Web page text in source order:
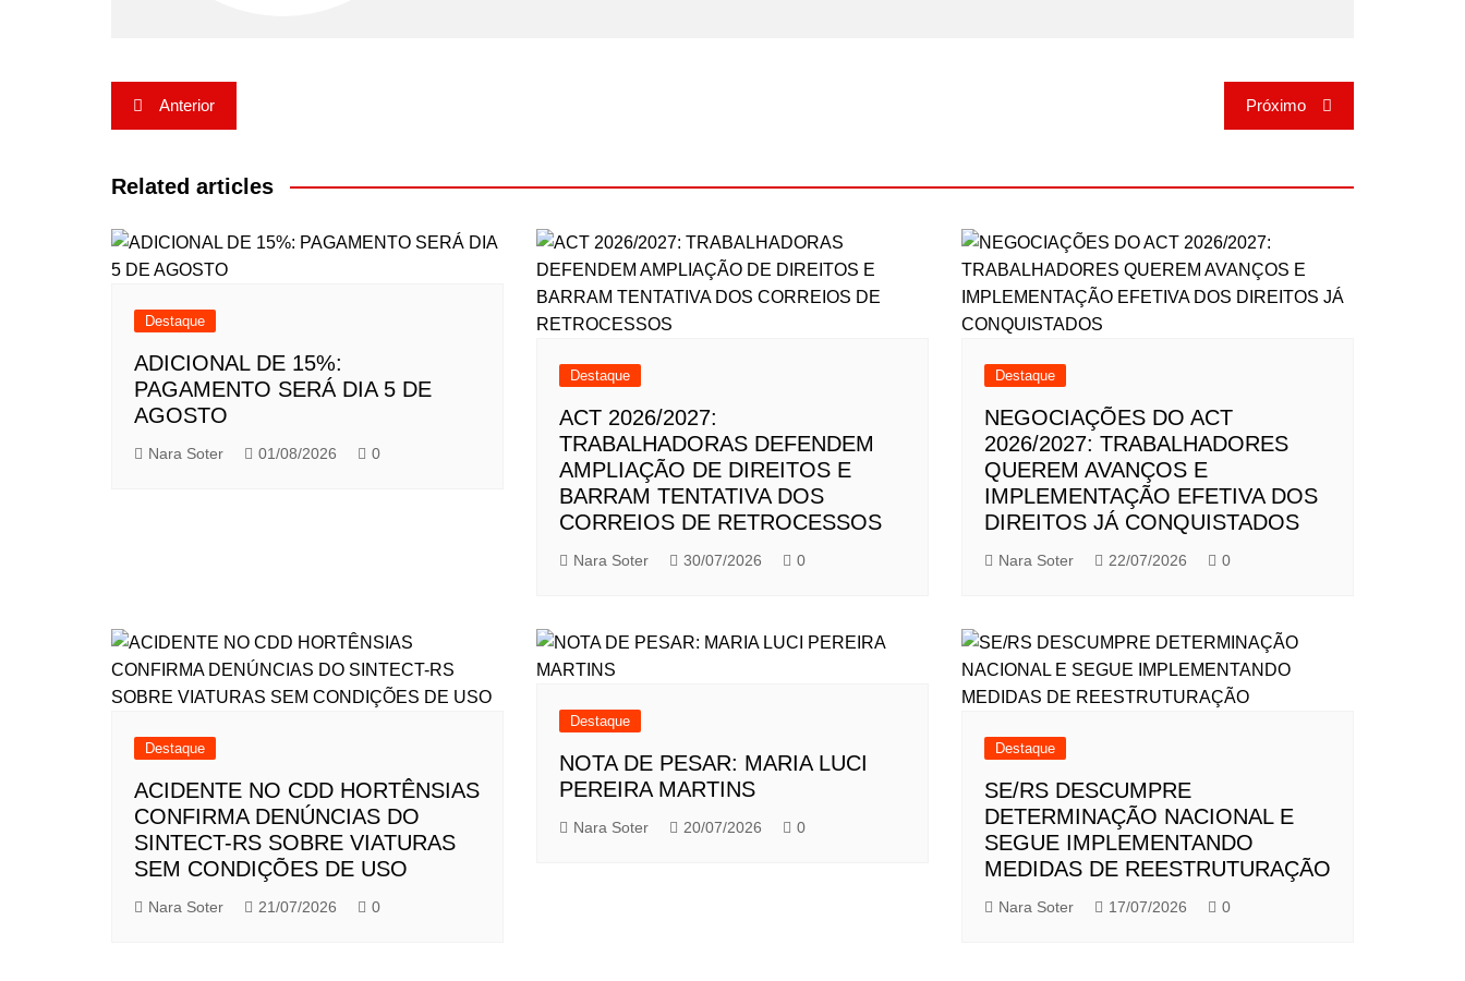
Navegação
de
Post
Anterior Próximo
Related articles
Destaque
ADICIONAL DE 15%:
PAGAMENTO SERÁ DIA 5 DE
AGOSTO
Nara Soter 01/08/2026 0
Destaque
ACT 2026/2027:
TRABALHADORAS DEFENDEM
AMPLIAÇÃO DE DIREITOS E
BARRAM TENTATIVA DOS
CORREIOS DE RETROCESSOS
Nara Soter 30/07/2026 0
Destaque
NEGOCIAÇÕES DO ACT
2026/2027: TRABALHADORES
QUEREM AVANÇOS E
IMPLEMENTAÇÃO EFETIVA DOS
DIREITOS JÁ CONQUISTADOS
Nara Soter 22/07/2026 0
Destaque
ACIDENTE NO CDD HORTÊNSIAS
CONFIRMA DENÚNCIAS DO
SINTECT-RS SOBRE VIATURAS
SEM CONDIÇÕES DE USO
Nara Soter 21/07/2026 0
Destaque
NOTA DE PESAR: MARIA LUCI
PEREIRA MARTINS
Nara Soter 20/07/2026 0
Destaque
SE/RS DESCUMPRE
DETERMINAÇÃO NACIONAL E
SEGUE IMPLEMENTANDO
MEDIDAS DE REESTRUTURAÇÃO
Nara Soter 17/07/2026 0